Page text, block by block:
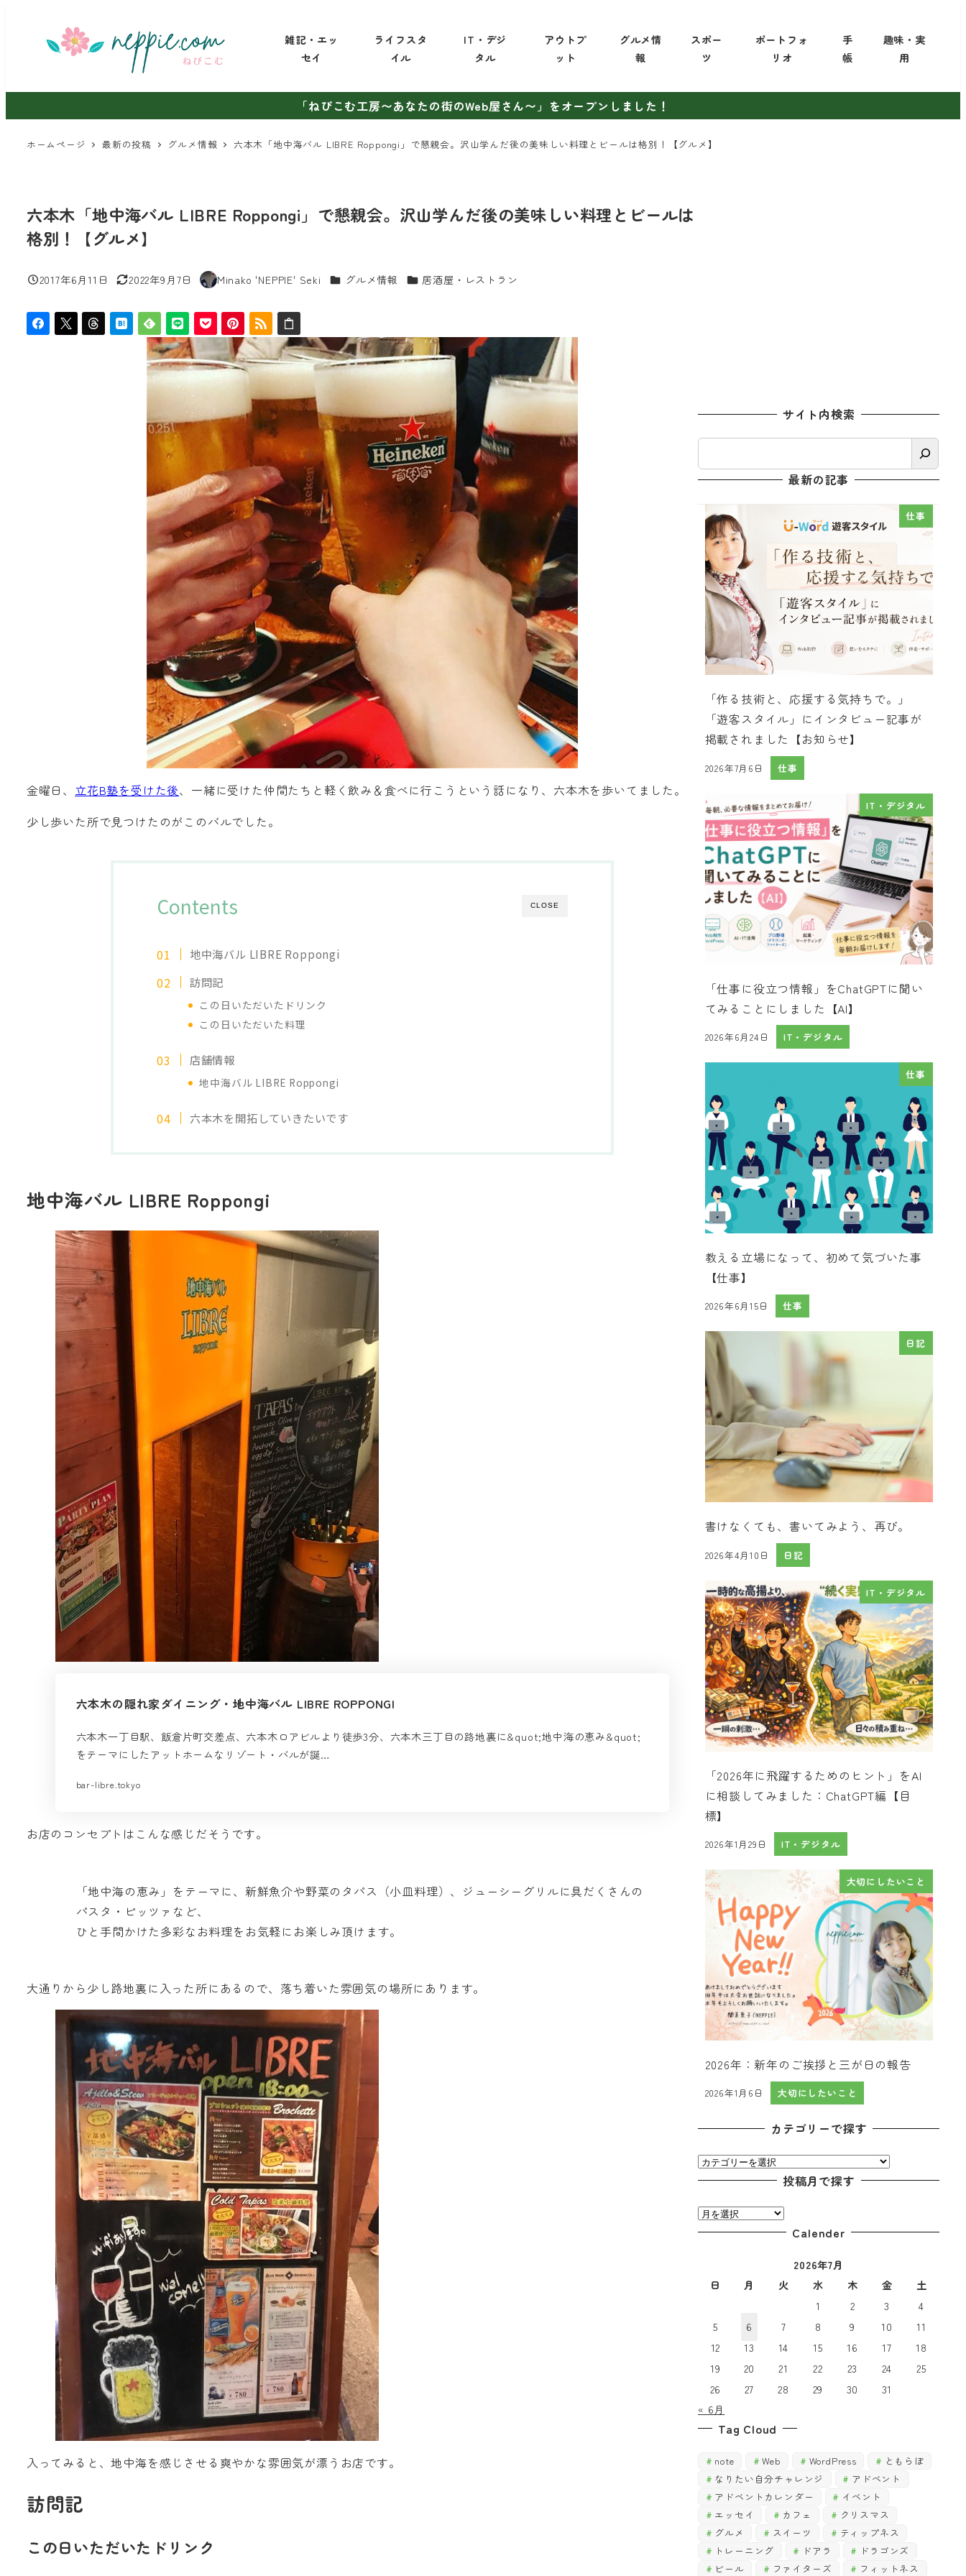
ン
テ
雑記・エッ
セイ
ライフスタ
イル
IT・デジ
タル
アウトプ
ット
グルメ情
報
スポー
ツ
ポートフォ
リオ
手
帳
趣味・実
用
「ねぴこむ工房〜あなたの街のWeb屋さん〜」をオープンしました！
ホームページ 最新の投稿 グルメ情報 六本木「地中海バル LIBRE Roppongi」で懇親会。沢山学んだ後の美味しい料理とビールは格別！【グルメ】
六本木「地中海バル LIBRE Roppongi」で懇親会。沢山学んだ後の美味しい料理とビールは
格別！【グルメ】
投稿日
2017年6月11日
更新日
2022年9月7日
著
Minako 'NEPPIE' Seki カテゴリー
グルメ情報 カテゴリー
居酒屋・レストラン
金曜日、 立花B塾を受けた後、一緒に受けた仲間たちと軽く飲み＆食べに行こうという話になり、六本木を歩いてました。
少し歩いた所で見つけたのがこのバルでした。
CLOSE
Contents
地中海バル LIBRE Roppongi
訪問記
この日いただいたドリンク
この日いただいた料理
店舗情報
地中海バル LIBRE Roppongi
六本木を開拓していきたいです
地中海バル LIBRE Roppongi
六本木の隠れ家ダイニング・地中海バル LIBRE ROPPONGI
六本木一丁目駅、飯倉片町交差点、六本木ロアビルより徒歩3分、六本木三丁目の路地裏に&quot;地中海の恵み&quot;
をテーマにしたアットホームなリゾート・バルが誕…
bar-libre.tokyo
お店のコンセプトはこんな感じだそうです。
「地中海の恵み」をテーマに、新鮮魚介や野菜のタパス（小皿料理）、ジューシーグリルに具だくさんの
パスタ・ピッツァなど、
ひと手間かけた多彩なお料理をお気軽にお楽しみ頂けます。
大通りから少し路地裏に入った所にあるので、落ち着いた雰囲気の場所にあります。
入ってみると、地中海を感じさせる爽やかな雰囲気が漂うお店です。
訪問記
この日いただいたドリンク
サイト内検索
索
最新の記事
仕事
「作る技術と、応援する気持ちで。」
「遊客スタイル」にインタビュー記事が
掲載されました【お知らせ】
投稿日
2026年7月6日 仕事
IT・デジタル
「仕事に役立つ情報」をChatGPTに聞い
てみることにしました【AI】
投稿日
2026年6月24日 IT・デジタル
仕事
教える立場になって、初めて気づいた事
【仕事】
投稿日
2026年6月15日 仕事
日記
書けなくても、書いてみよう、再び。
投稿日
2026年4月10日 日記
IT・デジタル
「2026年に飛躍するためのヒント」をAI
に相談してみました：ChatGPT編【目
標】
投稿日
2026年1月29日 IT・デジタル
大切にしたいこと
2026年：新年のご挨拶と三が日の報告
投稿日
2026年1月6日 大切にしたいこと
カテゴリーで探す
カ
テ
リ
ー
投稿月で探す
投
稿
Calender
2026年7月
日
月 火 水 木 金
土
1
2 3
4
5
6 7 8 9 10
11
12
13 14 15 16 17
18
19
20 21 22 23 24
25
26
27 28 29 30
31
« 6月
Tag Cloud
note Web WordPress
ともらぼ
なりたい自分チャレンジ
アドベント
アドベントカレンダー
イベント
エッセイ
カフェ
クリスマス
グルメ
スイーツ
ティップネス
トレーニング
ドアラ
ドラゴンズ
ビール
ファイターズ フィットネス